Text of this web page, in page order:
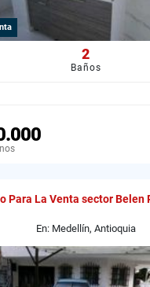
2
Baños
Para La Venta sector Belen
En: Medellín, Antioquia